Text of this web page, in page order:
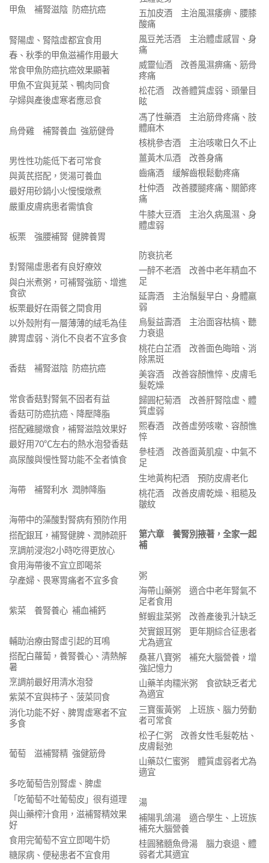
甲魚 補腎滋陰 防癌抗癌
腎陽虛、腎陰虛都宜食用
春、秋季的甲魚滋補作用最大
常食甲魚防癌抗癌效果顯著
甲魚不宜與莧菜、鴨肉同食
孕婦與產後虛寒者應忌食
烏骨雞 補腎養血 強筋健骨
男性性功能低下者可常食
與黃芪搭配，煲湯可養血
最好用砂鍋小火慢慢燉煮
嚴重皮膚病患者需慎食
板栗 強腰補腎 健脾養胃
對腎陽虛患者有良好療效
與白米煮粥，可補腎強筋、增進
食欲
板栗最好在兩餐之間食用
以外殼附有一層薄薄的絨毛為佳
脾胃虛弱、消化不良者不宜多食
香菇 補腎滋陰 防癌抗癌
常食香菇對腎氣不固者有益
香菇可防癌抗癌、降壓降脂
搭配雞腿燉食，補腎滋陰效果好
最好用70℃左右的熱水泡發香菇
高尿酸與慢性腎功能不全者慎食
海帶 補腎利水 潤肺降脂
海帶中的藻酸對腎病有預防作用
搭配銀耳，補腎健脾、潤肺疏肝
烹調前浸泡2小時吃得更放心
食用海帶後不宜立即喝茶
孕產婦、畏寒胃痛者不宜多食
紫菜 養腎養心 補血補鈣
輔助治療由腎虛引起的耳鳴
搭配白蘿蔔，養腎養心、清熱解
暑
烹調前最好用清水泡發
紫菜不宜與柿子、菠菜同食
消化功能不好、脾胃虛寒者不宜
多食
葡萄 滋補腎精 強健筋骨
多吃葡萄告別腎虛、脾虛
「吃葡萄不吐葡萄皮」很有道理
與山藥榨汁食用，滋補腎精效果
好
食用完葡萄不宜立即喝牛奶
糖尿病、便秘患者不宜食用
五加皮酒 主治風濕痿痹、腰膝
酸痛
風豆羌活酒 主治體虛感冒、身
痛
威靈仙酒 改善風濕痹痛、筋骨
疼痛
松花酒 改善體質虛弱、頭暈目
眩
馮了性藥酒 主治筋骨疼痛、肢
體麻木
核桃參杏酒 主治咳嗽日久不止
薑黃木瓜酒 改善身痛
齒痛酒 緩解齒根鬆動疼痛
杜仲酒 改善腰腿疼痛、關節疼
痛
牛膝大豆酒 主治久病風濕、身
體虛弱
防衰抗老
一醉不老酒 改善中老年精血不
足
延壽酒 主治鬚髮早白、身體羸
弱
烏髮益壽酒 主治面容枯槁、聽
力衰退
桃花白芷酒 改善面色晦暗、消
除黑斑
美容酒 改善容顏憔悴、皮膚毛
髮乾燥
歸圓杞菊酒 改善肝腎陰虛、體
質虛弱
熙春酒 改善虛勞咳嗽、容顏憔
悴
參桂酒 改善面黃肌瘦、中氣不
足
生地黃枸杞酒 預防皮膚老化
桃花酒 改善皮膚乾燥、粗糙及
皺紋
第六章 養腎別掖著，全家一起
補
粥
海帶山藥粥 適合中老年腎氣不
足者食用
鮮蝦韭菜粥 改善產後乳汁缺乏
芡實銀耳粥 更年期綜合征患者
尤為適宜
桑葚八寶粥 補充大腦營養，增
強記憶力
山藥羊肉糯米粥 食欲缺乏者尤
為適宜
三寶蛋黃粥 上班族、腦力勞動
者可常食
松子仁粥 改善女性毛髮乾枯、
皮膚鬆弛
山藥苡仁蜜粥 體質虛弱者尤為
適宜
湯
補陽乳鴿湯 適合學生、上班族
補充大腦營養
桂圓豬髓魚骨湯 腦力衰退、體
弱者尤其適宜